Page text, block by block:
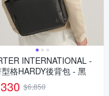
INTERNATIONAL -
格HARDY後背包 - 黑
$6,850